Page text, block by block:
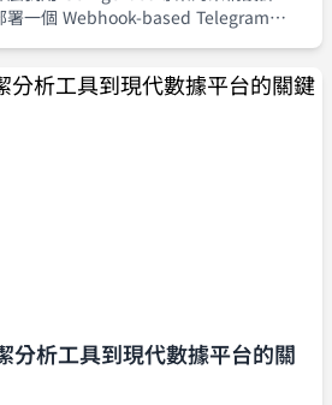
署一個 Webhook-based Telegram
析工具到現代數據平台的關